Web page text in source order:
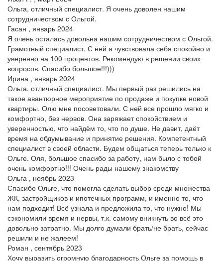
Ольга, отличный специалист. Я очень доволен нашим
сотрудничеством с Ольгой.
Гасан , январь 2024
Я очень осталась довольна нашим сотрудничеством с Ольгой.
Грамотный специалист. С ней я чувствовала себя спокойно и
уверенно на 100 процентов. Рекомендую в решении своих
вопросов. Спасибо большое!!!)))
Ирина , январь 2024
Ольга, отличный специалист. Мы первый раз решились на
такое авантюрное мероприятие по продаже и покупке новой
квартиры. Олю мне посоветовали. С ней все прошло мягко и
комфортно, без нервов. Она заряжает спокойствием и
уверенностью, что найдём то, что по душе. Не давит, даёт
время на обдумывание и принятие решения. Компетентный
специалист в своей области. Будем общаться теперь только к
Ольге. Оля, большое спасибо за работу, нам было с тобой
очень комфортно!!! Очень рады нашему знакомству
Ольга , ноябрь 2023
Спасибо Ольге, что помогла сделать выбор среди множества
ЖК, застройщиков и ипотечных программ, и именно то, что
нам подходит! Всё узнала и предложила то, что нужно! Мы
сэкономили время и нервы, т.к. самому вникнуть во всё это
довольно затратно. Мы долго думали брать/не брать, сейчас
решили и не жалеем!
Роман , сентябрь 2023
Хочу выразить огромную благодарность Ольге за помощь в